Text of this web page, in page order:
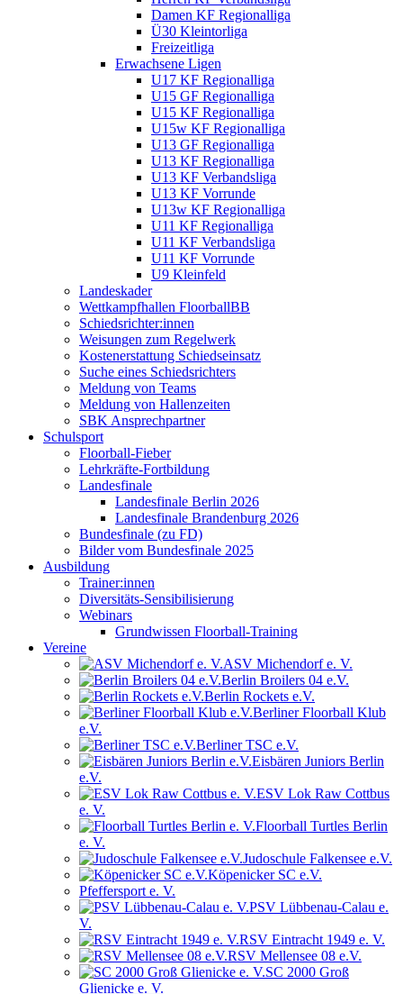
Damen KF Regionalliga
Ü30 Kleintorliga
Freizeitliga
Erwachsene Ligen
U17 KF Regionalliga
U15 GF Regionalliga
U15 KF Regionalliga
U15w KF Regionalliga
U13 GF Regionalliga
U13 KF Regionalliga
U13 KF Verbandsliga
U13 KF Vorrunde
U13w KF Regionalliga
U11 KF Regionalliga
U11 KF Verbandsliga
U11 KF Vorrunde
U9 Kleinfeld
Landeskader
Wettkampfhallen FloorballBB
Schiedsrichter:innen
Weisungen zum Regelwerk
Kostenerstattung Schiedseinsatz
Suche eines Schiedsrichters
Meldung von Teams
Meldung von Hallenzeiten
SBK Ansprechpartner
Schulsport
Floorball-Fieber
Lehrkräfte-Fortbildung
Landesfinale
Landesfinale Berlin 2026
Landesfinale Brandenburg 2026
Bundesfinale (zu FD)
Bilder vom Bundesfinale 2025
Ausbildung
Trainer:innen
Diversitäts-Sensibilisierung
Webinars
Grundwissen Floorball-Training
Vereine
ASV Michendorf e. V.
Berlin Broilers 04 e.V.
Berlin Rockets e.V.
Berliner Floorball Klub
e.V.
Berliner TSC e.V.
Eisbären Juniors Berlin
e.V.
ESV Lok Raw Cottbus
e. V.
Floorball Turtles Berlin
e. V.
Judoschule Falkensee e.V.
Köpenicker SC e.V.
Pfeffersport e. V.
PSV Lübbenau-Calau e.
V.
RSV Eintracht 1949 e. V.
RSV Mellensee 08 e.V.
SC 2000 Groß
Glienicke e. V.